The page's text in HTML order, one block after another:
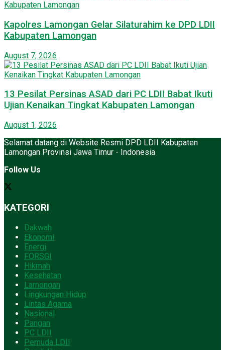
Kapolres Lamongan Gelar Silaturahim ke DPD LDII
Kabupaten Lamongan
August 7, 2026
13 Pesilat Persinas ASAD dari PC LDII Babat Ikuti
Ujian Kenaikan Tingkat Kabupaten Lamongan
August 1, 2026
Selamat datang di Website Resmi DPD LDII Kabupaten
Lamongan Provinsi Jawa Timur - Indonesia
Follow Us
KATEGORI
Dakwah
Ekonomi
Energi
FORSGI
Hikmah
Kesehatan
Lamongan
Lingkungan Hidup
Lintas Agama
Nasional
Pangan
PC LDII
Pemuda LDII